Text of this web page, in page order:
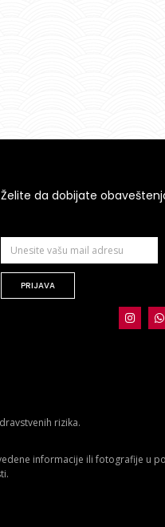
Želite da dobijate
PRIJAVA
rizika.
informacije ili fotografije u